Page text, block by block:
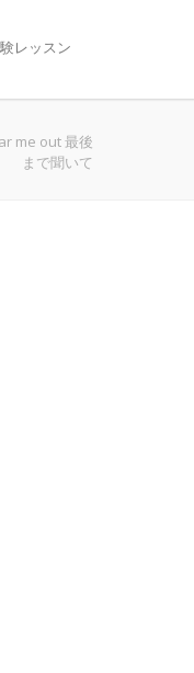
レッスン
me out 最後
まで聞いて